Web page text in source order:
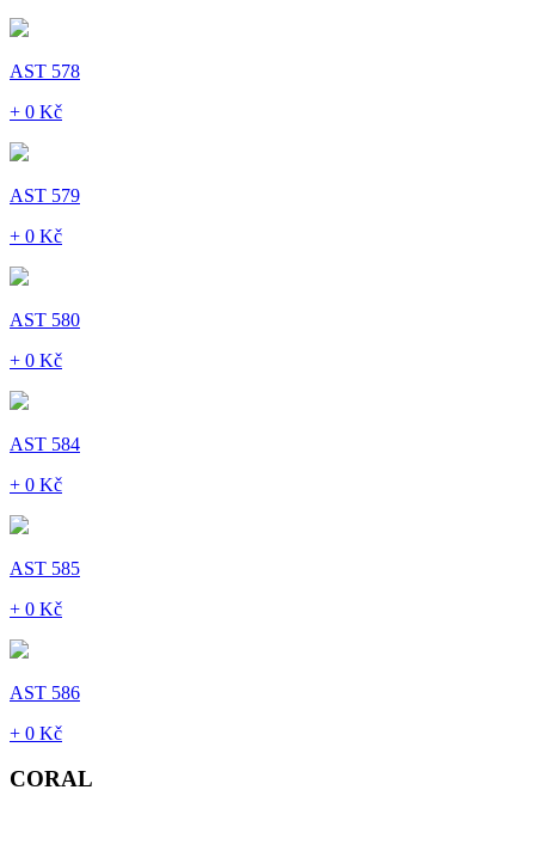
AST 578
+ 0 Kč
AST 579
+ 0 Kč
AST 580
+ 0 Kč
AST 584
+ 0 Kč
AST 585
+ 0 Kč
AST 586
+ 0 Kč
CORAL